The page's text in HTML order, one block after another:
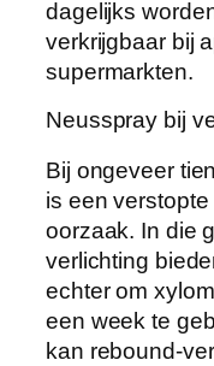
dagelijks
verkrijgbaar bij
supermarkten.
Neusspray bij
Bij ongeveer
is een
oorzaak. In die
verlichting
echter om
een week te
kan rebound-